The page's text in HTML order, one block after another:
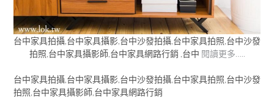
台中家具拍攝,台中家具攝影,台中沙發拍攝,台中家具拍照,台中沙發
拍照,台中家具攝影師,台中家具網路行銷 ,台中 閱讀更多…..
台中家具拍攝,台中家具攝影,台中沙發拍攝,台中家具拍照,台中沙發
拍照,台中家具攝影師,台中家具網路行銷